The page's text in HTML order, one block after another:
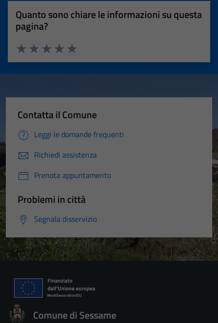
Quanto sono chiare le informazioni su questa
pagina?
Valuta 5 stelle su 5
Valuta 4 stelle su 5
Valuta 3 stelle su 5
Valuta 2 stelle su 5
Valuta 1 stelle su 5
Contatta il Comune
Leggi le domande frequenti
Richiedi assistenza
Prenota appuntamento
Problemi in città
Segnala disservizio
Comune di Sessame